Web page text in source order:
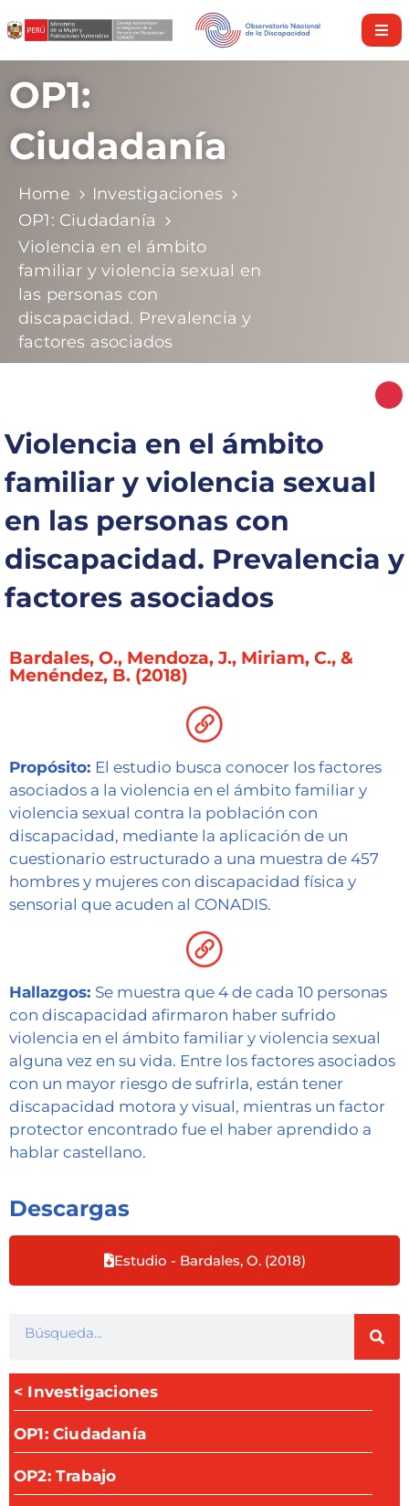
Nosotros
Derechos
Servicios
Investigaciones
Discapacidad
en
cifras
Nuestra
Capacítate
REINDIS
Novedades
Contacto
Ruta
OP1:
Ciudadanía
Home
Investigaciones
OP1: Ciudadanía
Violencia en el ámbito
familiar y violencia sexual en
las personas con
discapacidad. Prevalencia y
factores asociados
Violencia en el ámbito
familiar y violencia sexual
en las personas con
discapacidad. Prevalencia y
factores asociados
Bardales, O., Mendoza, J., Miriam, C., &
Menéndez, B. (2018)
Propósito: El estudio busca conocer los factores
asociados a la violencia en el ámbito familiar y
violencia sexual contra la población con
discapacidad, mediante la aplicación de un
cuestionario estructurado a una muestra de 457
hombres y mujeres con discapacidad física y
sensorial que acuden al CONADIS.
Hallazgos: Se muestra que 4 de cada 10 personas
con discapacidad afirmaron haber sufrido
violencia en el ámbito familiar y violencia sexual
alguna vez en su vida. Entre los factores asociados
con un mayor riesgo de sufrirla, están tener
discapacidad motora y visual, mientras un factor
protector encontrado fue el haber aprendido a
hablar castellano.
Descargas
Estudio - Bardales, O. (2018)
< Investigaciones
OP1: Ciudadanía
OP2: Trabajo